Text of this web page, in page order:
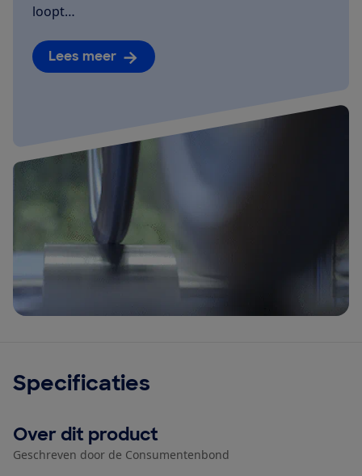
loopt…
Lees meer
Specificaties
Over dit product
Geschreven door de Consumentenbond